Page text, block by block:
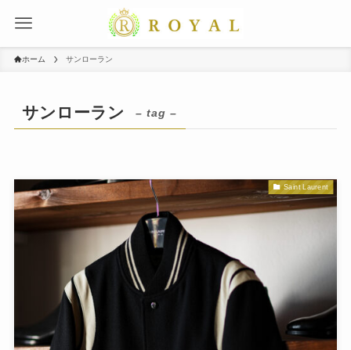
ホーム サンローラン
サンローラン – tag –
Saint Laurent